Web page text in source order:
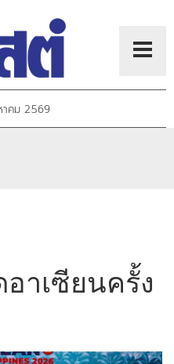
าคม 2569
าเซียนครั้ง